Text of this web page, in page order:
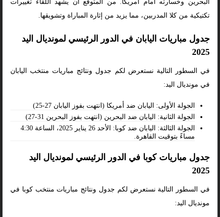
البحرين وخسارته امام امريكا. من المتوقع أن يشهد اللقاء تغييرات
تكتيكية من كلا المدربين، مما يزيد من إثارة المباراة وتشويقها.
جدول مباريات اليابان في الدور الرئيسي لمونديال اليد
2025
في السطور التالية نستعرض لكم جدول ونتائج مباريات منتخب اليابان
في مونديال اليد:
الجولة الأولى: اليابان ضد أمريكا (انتهت بفوز اليابان 27-25)
الجولة الثانية: اليابان ضد البحرين (انتهت بفوز البحرين 31-27)
الجولة الثالثة: اليابان ضد كوبا: الأحد 26 يناير 2025، الساعة 4:30
مساءً بتوقيت القاهرة.
جدول مباريات كوبا في الدور الرئيسي لمونديال اليد
2025
في السطور التالية نستعرض لكم جدول ونتائج مباريات منتخب كوبا في
مونديال اليد: